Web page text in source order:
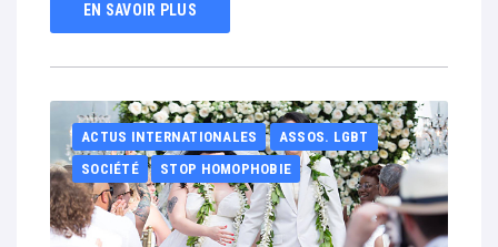
EN SAVOIR PLUS
ACTUS INTERNATIONALES
ASSOS. LGBT
SOCIÉTÉ
STOP HOMOPHOBIE